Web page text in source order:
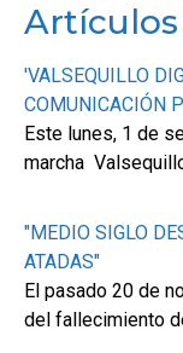
Artículos
'VALSEQUILLO
COMUNICACIÓN
Este lunes, 1 de
marcha
"MEDIO SIGLO
ATADAS"
El pasado 20 de
del fallecimiento